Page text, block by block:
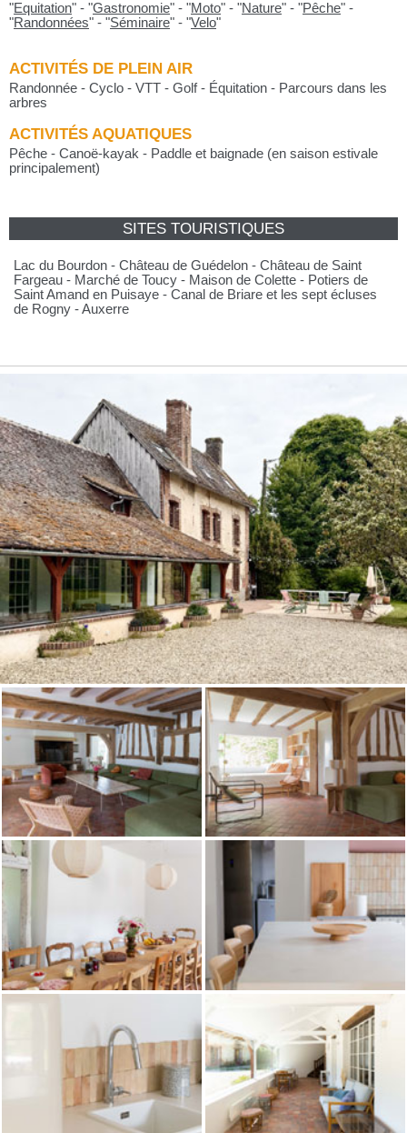
"Equitation" - "Gastronomie" - "Moto" - "Nature" - "Pêche" -
"Randonnées" - "Séminaire" - "Velo"
ACTIVITÉS DE PLEIN AIR
Randonnée - Cyclo - VTT - Golf - Équitation - Parcours dans les
arbres
ACTIVITÉS AQUATIQUES
Pêche - Canoë-kayak - Paddle et baignade (en saison estivale
principalement)
SITES TOURISTIQUES
Lac du Bourdon - Château de Guédelon - Château de Saint
Fargeau - Marché de Toucy - Maison de Colette - Potiers de
Saint Amand en Puisaye - Canal de Briare et les sept écluses
de Rogny - Auxerre